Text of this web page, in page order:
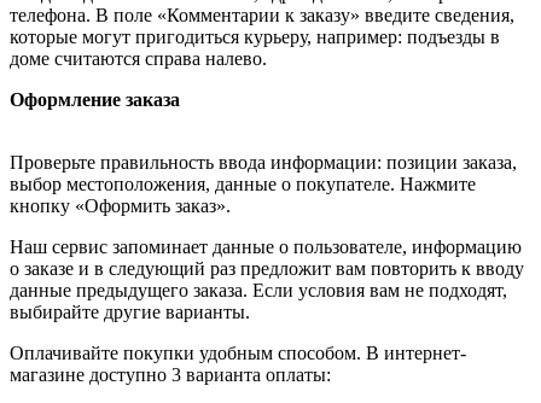
телефона. В поле «Комментарии к заказу» введите сведения,
которые могут пригодиться курьеру, например: подъезды в
доме считаются справа налево.
Оформление заказа
Проверьте правильность ввода информации: позиции заказа,
выбор местоположения, данные о покупателе. Нажмите
кнопку «Оформить заказ».
Наш сервис запоминает данные о пользователе, информацию
о заказе и в следующий раз предложит вам повторить к вводу
данные предыдущего заказа. Если условия вам не подходят,
выбирайте другие варианты.
Оплачивайте покупки удобным способом. В интернет-
магазине доступно 3 варианта оплаты: